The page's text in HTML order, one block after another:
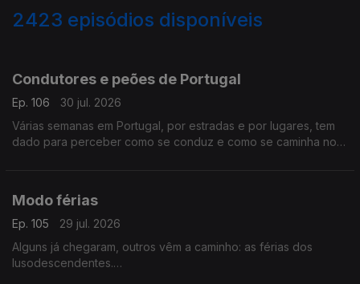
2423 episódios disponíveis
Condutores e peões de Portugal
Ep. 106
30 jul. 2026
Várias semanas em Portugal, por estradas e por lugares, tem
dado para perceber como se conduz e como se caminha no
Modo férias
Ep. 105
29 jul. 2026
Alguns já chegaram, outros vêm a caminho: as férias dos
lusodescendentes.